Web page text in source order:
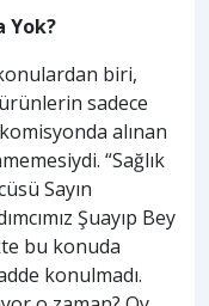
Yok?
biri,
sadece
alınan
“Sağlık
Sayın
Şuayıp Bey
bu konuda
konulmadı.